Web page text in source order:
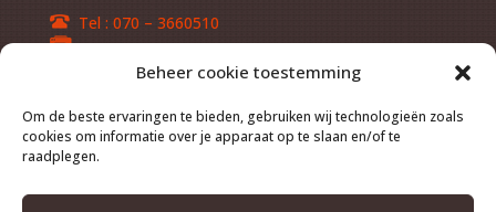
Beheer cookie toestemming
Om de beste ervaringen te bieden, gebruiken wij technologieën zoals
cookies om informatie over je apparaat op te slaan en/of te
raadplegen.
Tel : 070 – 3660510
Fax :070 – 3660369
Het Ministerie van Veiligheid en Justitie heeft Boogert
& Partners een vergunning verleend onder nummer